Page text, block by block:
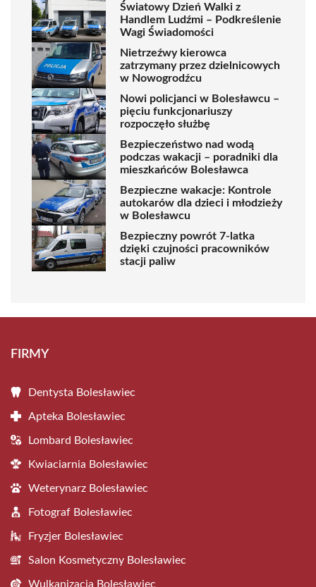
Światowy Dzień Walki z
Handlem Ludźmi – Podkreślenie
Wagi Świadomości
Nietrzeźwy kierowca
zatrzymany przez dzielnicowych
w Nowogrodźcu
Nowi policjanci w Bolesławcu –
pięciu funkcjonariuszy
rozpoczęło służbę
Bezpieczeństwo nad wodą
podczas wakacji – poradniki dla
mieszkańców Bolesławca
Bezpieczne wakacje: Kontrole
autokarów dla dzieci i młodzieży
w Bolesławcu
Bezpieczny powrót 7-latka
dzięki czujności pracowników
stacji paliw
FIRMY
Dentysta Bolesławiec
Apteka Bolesławiec
Lombard Bolesławiec
Kwiaciarnia Bolesławiec
Weterynarz Bolesławiec
Fotograf Bolesławiec
Fryzjer Bolesławiec
Salon Kosmetyczny Bolesławiec
Wulkanizacja Bolesławiec